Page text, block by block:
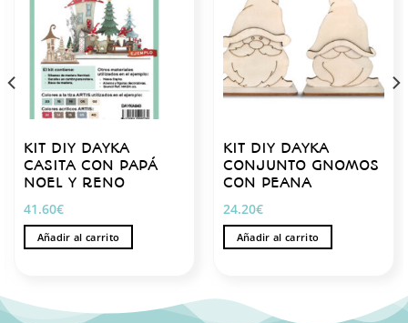
KIT DIY DAYKA
CASITA CON PAPÁ
NOEL Y RENO
41.60€
Añadir al carrito
KIT DIY DAYKA
CONJUNTO GNOMOS
CON PEANA
24.20€
Añadir al carrito